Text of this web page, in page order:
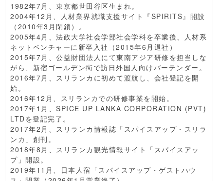
1982年7月、東京都世田谷区生まれ。
2004年12月、人材業界就職支援サイト『SPIRITS』開設
（2010年3月閉鎖）。
2005年4月、法政大学社会学部社会学科を卒業後、人材系
ネットベンチャーに新卒入社（2015年6月退社）
2015年7月、公益財団法人にて東南アジア研修を担当しな
がら、新宿ゴールデン街で訪日外国人向けバーテンダー。
2016年7月、スリランカに初めて渡航し、会社登記を開
始。
2016年12月、スリランカでの研修事業を開始。
2017年1月、SPICE UP LANKA CORPORATION (PVT)
LTDを登記完了。
2017年2月、スリランカ情報誌「スパイスアップ・スリラ
ンカ」創刊。
2018年8月、スリランカ観光情報サイト「スパイスアッ
プ」開設。
2019年11月、日本人宿「スパイスアップ・ゲストハウ